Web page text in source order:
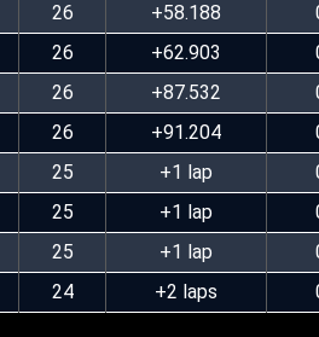
26 +58.188
26 +62.903
26 +87.532
26 +91.204
25 +1 lap
25 +1 lap
25 +1 lap
24 +2 laps